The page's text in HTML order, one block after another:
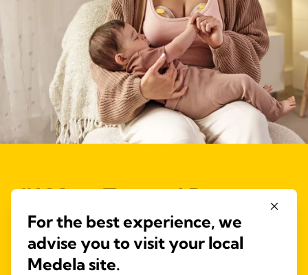
#1 Most Trusted Breast
Pump Brand*
Voted #1 most trusted breast pump brand by shoppers in the
United States, Canada and the United Kingdom.
For the best experience, we
advise you to visit your local
Medela site.